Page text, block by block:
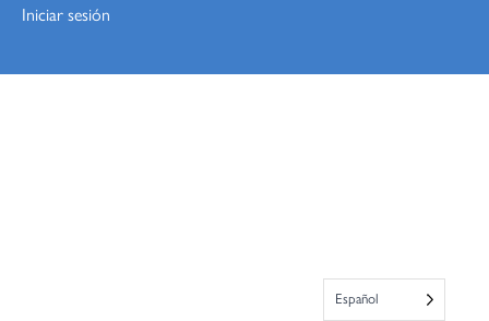
Iniciar sesión
Español